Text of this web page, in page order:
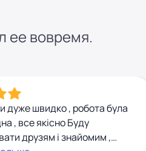
ее вовремя.
дуже швидко , робота була
, все якісно Буду
друзям і знайомим ,